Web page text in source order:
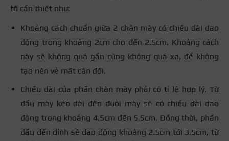
tố cần thiết như:
Khoảng cách chuẩn giữa 2 chân mày có chiều dài dao
động trong khoảng 2cm cho đến 2.5cm. Khoảng cách
này sẽ không quá gần cũng không quá xa, để không
tạo nên vẻ mất cân đối.
Chiều dài của phần chân mày phải có tỉ lệ hợp lý. Từ
đầu mày kéo dài đến đuôi mày sẽ có chiều dài dao
động trong khoảng 4.5cm đến 5.5cm. Đồng thời, phần
đầu đến đỉnh sẽ dao động khoảng 2.5cm tới 3.5cm, từ